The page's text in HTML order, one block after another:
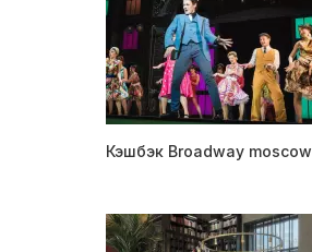
Кэшбэк Broadway moscow